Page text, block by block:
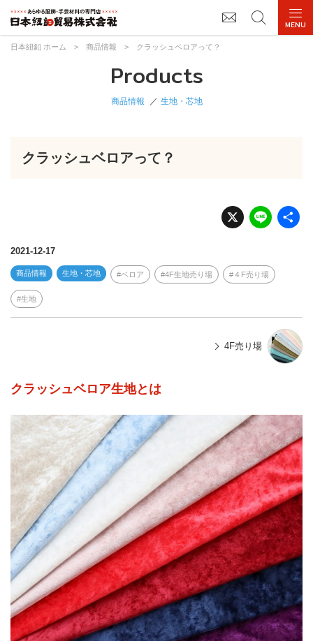
日本紐釦 ホーム > 商品情報 > クラッシュベロアって？
Products
商品情報 生地・芯地
クラッシュベロアって？
X Li
n
2021-12-17
商品情報 生地・芯地 ベロア 4F生地売り場 ４F売り場
生地
4F売り場
クラッシュベロア生地とは